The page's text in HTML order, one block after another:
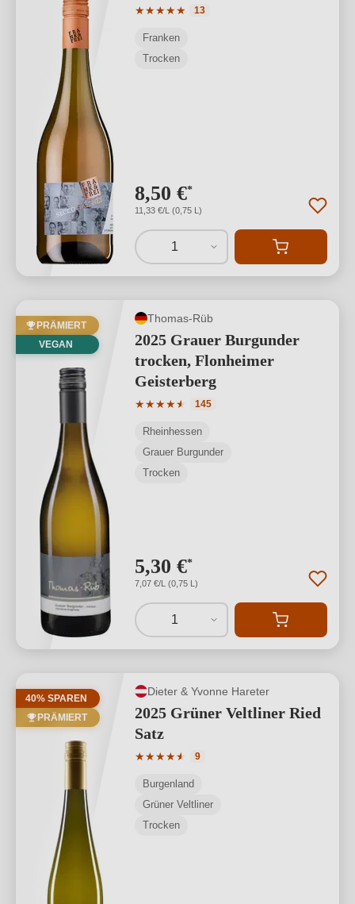
★★★★★
Durchschnittliche Bewertung von 5
13
Franken
Trocken
8,50 €*
11,33 €/L (0,75 L)
1
PRÄMIERT
VEGAN
Thomas-Rüb
2025 Grauer Burgunder
trocken, Flonheimer
Geisterberg
★★★★★
★
Durchschnittliche Bewertung von 4.89
145
Rheinhessen
Grauer Burgunder
Trocken
5,30 €*
7,07 €/L (0,75 L)
1
40% SPAREN
PRÄMIERT
Dieter & Yvonne Hareter
2025 Grüner Veltliner Ried
Satz
★★★★★
★
Durchschnittliche Bewertung von 4.78
9
Burgenland
Grüner Veltliner
Trocken